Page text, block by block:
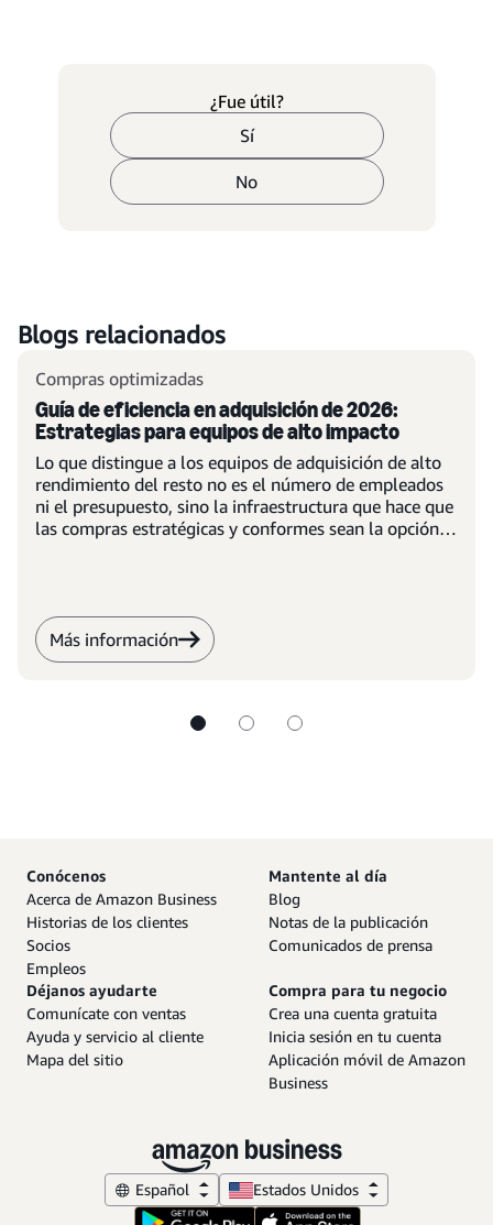
¿Fue útil?
Sí
No
Blogs relacionados
Compras optimizadas
Guía de eficiencia en adquisición de 2026:
Estrategias para equipos de alto impacto
Lo que distingue a los equipos de adquisición de alto
rendimiento del resto no es el número de empleados
ni el presupuesto, sino la infraestructura que hace que
las compras estratégicas y conformes sean la opción
Más información
Conócenos
Acerca de Amazon Business
Historias de los clientes
Socios
Empleos
Mantente al día
Blog
Notas de la publicación
Comunicados de prensa
Déjanos ayudarte
Comunícate con ventas
Ayuda y servicio al cliente
Mapa del sitio
Compra para tu negocio
Crea una cuenta gratuita
Inicia sesión en tu cuenta
Aplicación móvil de Amazon
Business
Español Estados Unidos